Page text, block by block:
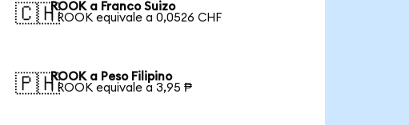
🇨🇭ROOK a Franco Suizo
1 ROOK equivale a 0,0526 CHF
🇵🇭ROOK a Peso Filipino
1 ROOK equivale a 3,95 ₱